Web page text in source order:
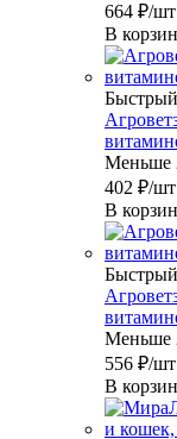
664 ₽/шт
В
Меньше
402 ₽/шт
В
Меньше
556 ₽/шт
В